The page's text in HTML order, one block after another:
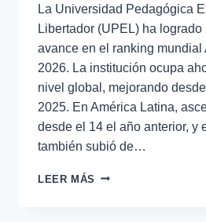
La Universidad Pedagógica
Libertador (UPEL) ha
avance en el ranking
2026. La institución ocupa
nivel global, mejorando
2025. En América Latina,
desde el 14 el año anterior, y
también subió de…
LEER MÁS